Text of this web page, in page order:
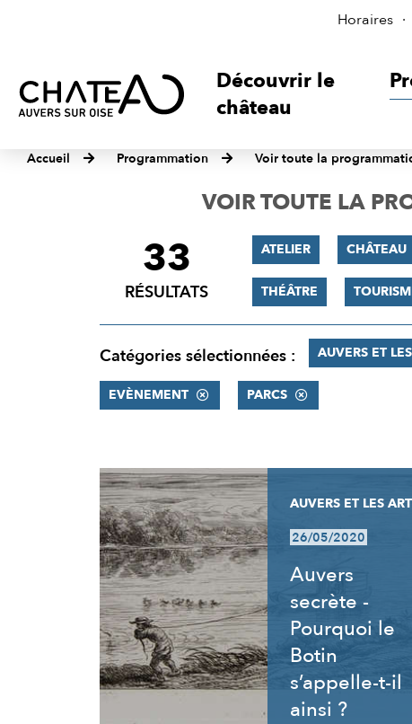
Horaires
Découvrir le
château
Accueil Programmation Voir toute la
VOIR TOUTE LA
FILTRER
RÉSULTATS
33
RÉSULTATS
ATELIER CHÂTEAU
THÉÂTRE
Catégories sélectionnées : AUVERS ET
EVÈNEMENT PARCS
RÉSULTATS
AUVERS ET LES
26/05/2020
Auvers
secrète -
Pourquoi le
Botin
s’appelle-t-il
ainsi ?